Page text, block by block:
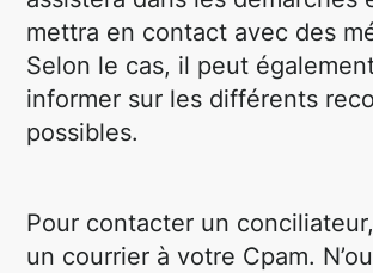
mettra en contact avec des
Selon le cas, il peut
informer sur les différents
possibles.
Pour contacter un
un courrier à votre Cpam.